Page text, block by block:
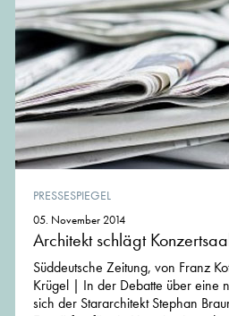
PRESSESPIEGEL
05. November 2014
Architekt schlägt
Süddeutsche Zeitung, von Franz
Krügel | In der Debatte über eine
sich der Stararchitekt Stephan